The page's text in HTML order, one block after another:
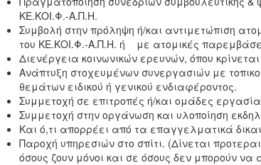
ΚΕ.ΚΟΙ.Φ.-Α.Π.Η.
Συμβολή στην πρόληψη ή/και αντιμετώπιση
του ΚΕ.ΚΟΙ.Φ.-Α.Π.Η. ή με ατομικές
Διενέργεια κοινωνικών ερευνών, όπου
Ανάπτυξη στοχευμένων συνεργασιών με
θεμάτων ειδικού ή γενικού ενδιαφέροντος.
Συμμετοχή σε επιτροπές ή/και ομάδες
Συμμετοχή στην οργάνωση και υλοποίηση
Και ό,τι απορρέει από τα επαγγελματικά
Παροχή υπηρεσιών στο σπίτι. (Δίνεται
όσους ζουν μόνοι και σε όσους δεν μπορούν να